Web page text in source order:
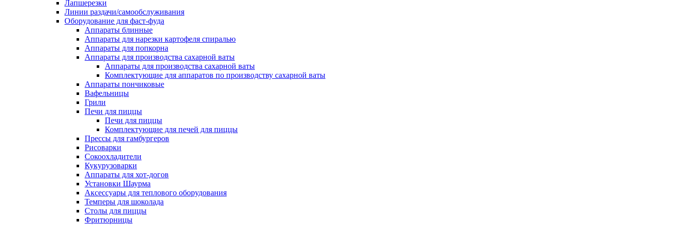
Лапшерезки
Линии раздачи/самообслуживания
Оборудование для фаст-фуда
Аппараты блинные
Аппараты для нарезки картофеля спиралью
Аппараты для попкорна
Аппараты для производства сахарной ваты
Аппараты для производства сахарной ваты
Комплектующие для аппаратов по производству сахарной ваты
Аппараты пончиковые
Вафельницы
Грили
Печи для пиццы
Печи для пиццы
Комплектующие для печей для пиццы
Прессы для гамбургеров
Рисоварки
Сокоохладители
Кукурузоварки
Аппараты для хот-догов
Установки Шаурма
Аксессуары для теплового оборудования
Темперы для шоколада
Столы для пиццы
Фритюрницы